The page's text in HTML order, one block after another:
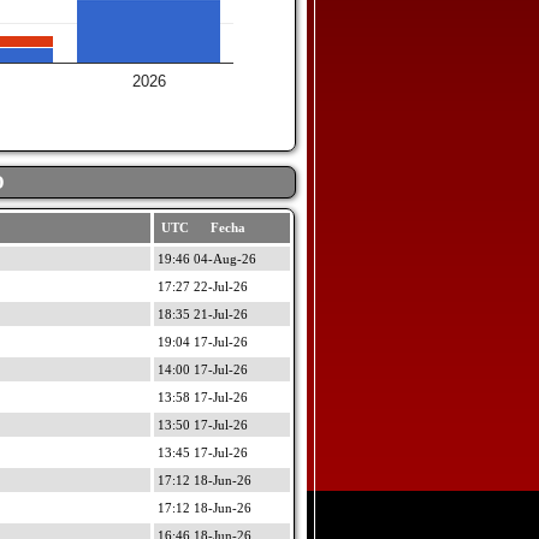
2026
UTC Fecha
19:46 04-Aug-26
17:27 22-Jul-26
18:35 21-Jul-26
19:04 17-Jul-26
14:00 17-Jul-26
13:58 17-Jul-26
13:50 17-Jul-26
13:45 17-Jul-26
17:12 18-Jun-26
17:12 18-Jun-26
16:46 18-Jun-26